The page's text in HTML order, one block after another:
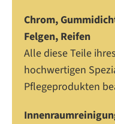
Chrom,
Felgen, Reifen
Alle diese Teile
hochwertigen
Pflegeprodukten